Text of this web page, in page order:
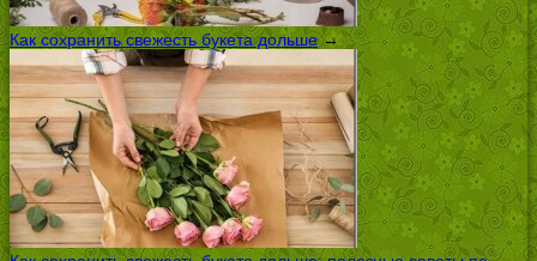
Как сохранить свежесть букета дольше→